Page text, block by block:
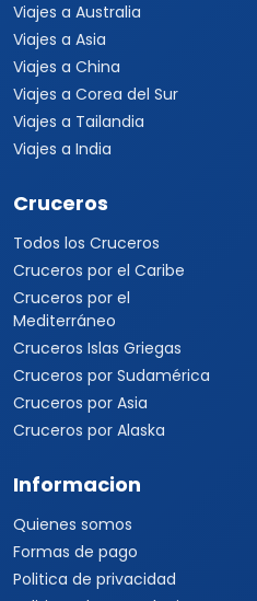
Viajes a Australia
Viajes a Asia
Viajes a China
Viajes a Corea del Sur
Viajes a Tailandia
Viajes a India
Cruceros
Todos los Cruceros
Cruceros por el Caribe
Cruceros por el
Mediterráneo
Cruceros Islas Griegas
Cruceros por Sudamérica
Cruceros por Asia
Cruceros por Alaska
Informacion
Quienes somos
Formas de pago
Politica de privacidad